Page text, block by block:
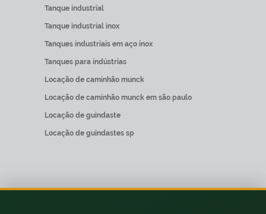
Tanque industrial
Tanque industrial inox
Tanques industriais em aço inox
Tanques para indústrias
Locação de caminhão munck
Locação de caminhão munck em são paulo
Locação de guindaste
Locação de guindastes sp